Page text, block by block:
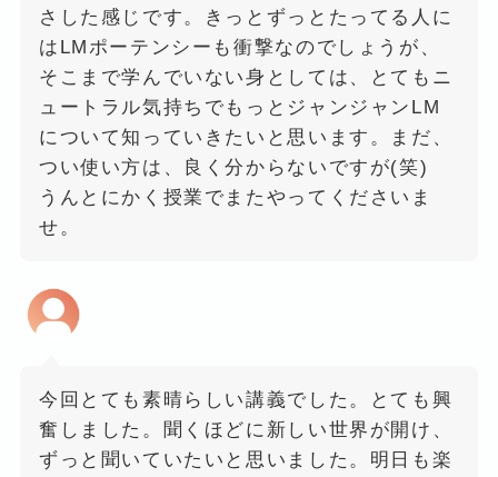
さした感じです。きっとずっとたってる人に
はLMポーテンシーも衝撃なのでしょうが、
そこまで学んでいない身としては、とてもニ
ュートラル気持ちでもっとジャンジャンLM
について知っていきたいと思います。まだ、
つい使い方は、良く分からないですが(笑)
うんとにかく授業でまたやってくださいま
せ。
今回とても素晴らしい講義でした。とても興
奮しました。聞くほどに新しい世界が開け、
ずっと聞いていたいと思いました。明日も楽